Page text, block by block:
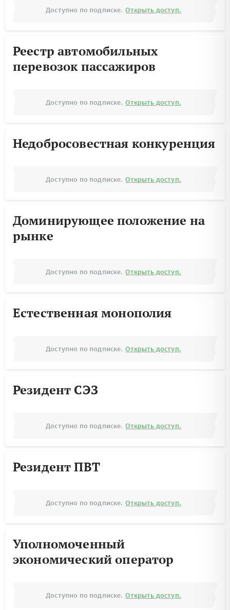
Доступно по подписке. Открыть доступ.
Реестр автомобильных
перевозок пассажиров
Доступно по подписке. Открыть доступ.
Недобросовестная конкуренция
Доступно по подписке. Открыть доступ.
Доминирующее положение на
рынке
Доступно по подписке. Открыть доступ.
Естественная монополия
Доступно по подписке. Открыть доступ.
Резидент СЭЗ
Доступно по подписке. Открыть доступ.
Резидент ПВТ
Доступно по подписке. Открыть доступ.
Уполномоченный
экономический оператор
Доступно по подписке. Открыть доступ.